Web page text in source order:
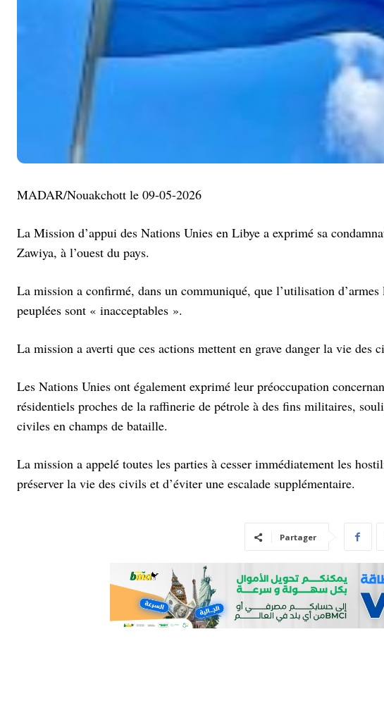
MADAR/Nouakchott le 09-05-2026
La Mission d’appui des Nations Unies en Libye a exprimé sa
Zawiya, à l’ouest du pays.
La mission a confirmé, dans un communiqué, que l’utilisation
peuplées sont « inacceptables ».
La mission a averti que ces actions mettent en grave danger la vie des
Les Nations Unies ont également exprimé leur préoccupation
résidentiels proches de la raffinerie de pétrole à des fins militaires,
civiles en champs de bataille.
La mission a appelé toutes les parties à cesser immédiatement les
préserver la vie des civils et d’éviter une escalade supplémentaire.
Partager